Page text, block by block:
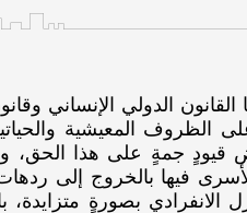
القانون الدولي الإنساني
الظروف المعيشية
قيودٍ جمةٍ على هذا
فيها بالخروج إلى
الانفرادي بصورةٍ